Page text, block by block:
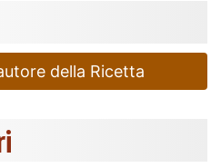
della Ricetta